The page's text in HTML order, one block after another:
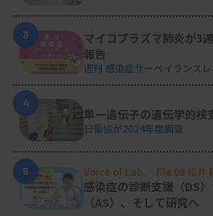
3
マイコプラズマ肺炎が3
報告
週刊 感染症サーベイランス
4
単一遺伝子の遺伝学的検
日衛協が2024年度調査
5
Voice of Lab. file 09 松井
検査部微生物遺伝子検査室）
感染症の診断支援（DS
（AS）、そして研究へ